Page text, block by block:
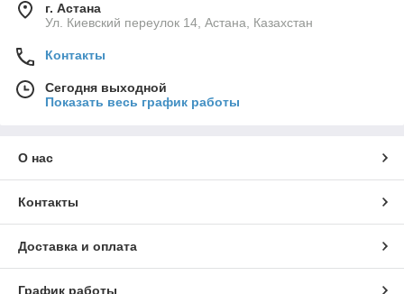
г. Астана
Ул. Киевский переулок 14, Астана, Казахстан
Контакты
Сегодня выходной
Показать весь график работы
О нас
Контакты
Доставка и оплата
График работы